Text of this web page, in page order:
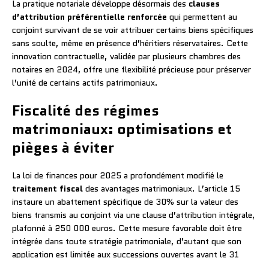
La pratique notariale développe désormais des clauses
d’attribution préférentielle renforcée qui permettent au
conjoint survivant de se voir attribuer certains biens spécifiques
sans soulte, même en présence d’héritiers réservataires. Cette
innovation contractuelle, validée par plusieurs chambres des
notaires en 2024, offre une flexibilité précieuse pour préserver
l’unité de certains actifs patrimoniaux.
Fiscalité des régimes
matrimoniaux: optimisations et
pièges à éviter
La loi de finances pour 2025 a profondément modifié le
traitement fiscal des avantages matrimoniaux. L’article 15
instaure un abattement spécifique de 30% sur la valeur des
biens transmis au conjoint via une clause d’attribution intégrale,
plafonné à 250 000 euros. Cette mesure favorable doit être
intégrée dans toute stratégie patrimoniale, d’autant que son
application est limitée aux successions ouvertes avant le 31